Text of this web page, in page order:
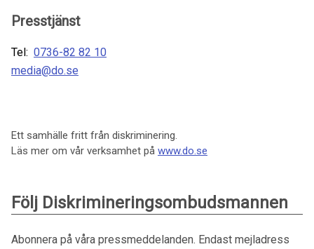
Presstjänst
Tel: 0736-82 82 10
media@do.se
Ett samhälle fritt från diskriminering.
Läs mer om vår verksamhet på www.do.se
Följ Diskrimineringsombudsmannen
Abonnera på våra pressmeddelanden. Endast mejladress